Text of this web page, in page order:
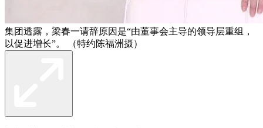
集团透露，梁春一请辞原因是“由董事会主导的领导层重组，
以促进增长”。 （特约陈福洲摄）